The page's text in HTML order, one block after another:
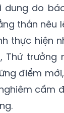
dung do
thắn nêu
thực hiện
Thứ trưởng
điểm
cấm